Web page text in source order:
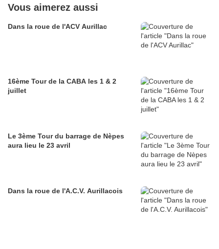
Vous aimerez aussi
Dans la roue de l'ACV Aurillac
16ème Tour de la CABA les 1 & 2
juillet
Le 3ème Tour du barrage de Nèpes
aura lieu le 23 avril
Dans la roue de l'A.C.V. Aurillacois